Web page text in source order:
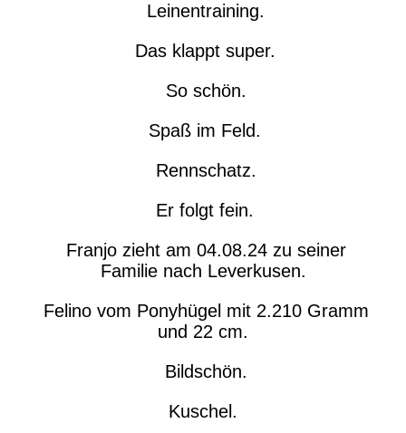
Leinentraining.
Das klappt super.
So schön.
Spaß im Feld.
Rennschatz.
Er folgt fein.
Franjo zieht am 04.08.24 zu seiner
Familie nach Leverkusen.
Felino vom Ponyhügel mit 2.210 Gramm
und 22 cm.
Bildschön.
Kuschel.